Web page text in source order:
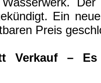
Ein
Preis
Verkauf –